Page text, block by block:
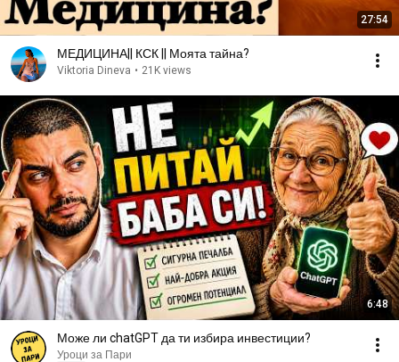
27:54
МЕДИЦИНА|| КСК || Моята тайна?
Viktoria Dineva • 21K views
6:48
Може ли chatGPT да ти избира инвестиции?
Уроци за Пари